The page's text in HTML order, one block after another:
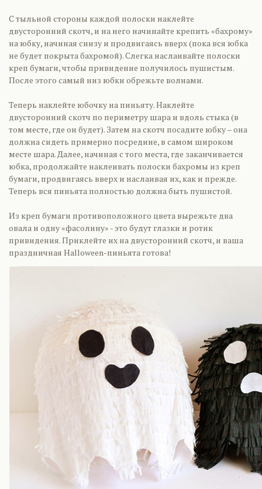
С тыльной стороны каждой полоски наклейте
двусторонний скотч, и на него начинайте крепить «бахрому»
на юбку, начиная снизу и продвигаясь вверх (пока вся юбка
не будет покрыта бахромой). Слегка наслаивайте полоски
креп бумаги, чтобы привидение получилось пушистым.
После этого самый низ юбки обрежьте волнами.
Теперь наклейте юбочку на пиньяту. Наклейте
двусторонний скотч по периметру шара и вдоль стыка (в
том месте, где он будет). Затем на скотч посадите юбку – она
должна сидеть примерно посредине, в самом широком
месте шара. Далее, начиная с того места, где заканчивается
юбка, продолжайте наклеивать полоски бахромы из креп
бумаги, продвигаясь вверх и наслаивая их, как и прежде.
Теперь вся пиньята полностью должна быть пушистой.
Из креп бумаги противоположного цвета вырежьте два
овала и одну «фасолину» - это будут глазки и ротик
привидения. Приклейте их на двусторонний скотч, и ваша
праздничная Halloween-пиньята готова!